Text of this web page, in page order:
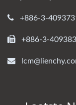
+886-3-
+886-3-